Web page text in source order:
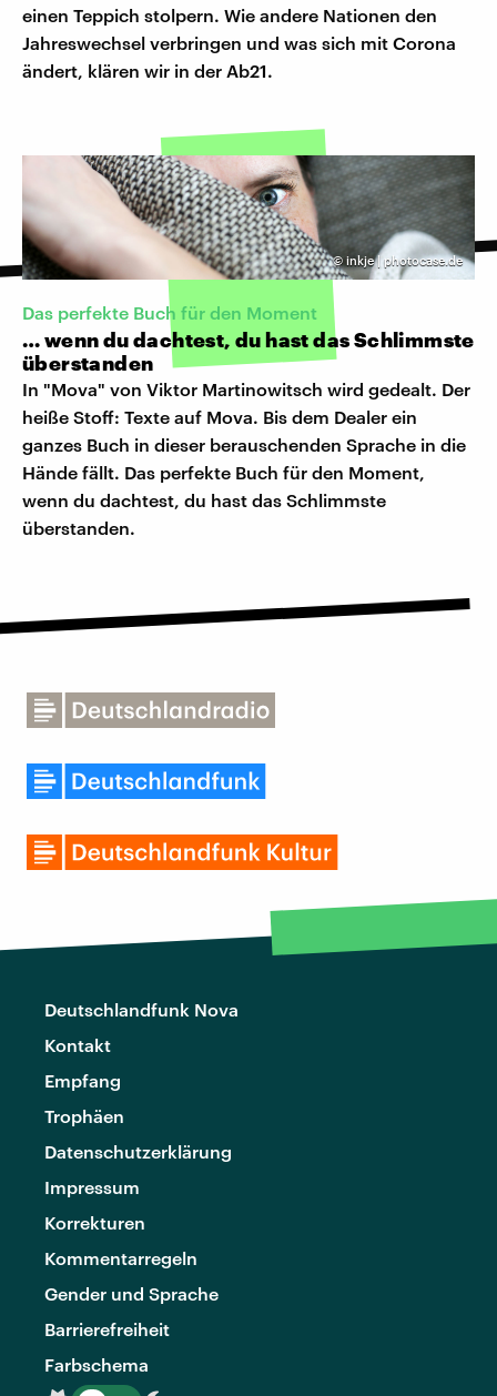
einen Teppich stolpern. Wie andere Nationen den
Jahreswechsel verbringen und was sich mit Corona
ändert, klären wir in der Ab21.
© inkje | photocase.de
Das perfekte Buch für den Moment
… wenn du dachtest, du hast das Schlimmste
überstanden
In "Mova" von Viktor Martinowitsch wird gedealt. Der
heiße Stoff: Texte auf Mova. Bis dem Dealer ein
ganzes Buch in dieser berauschenden Sprache in die
Hände fällt. Das perfekte Buch für den Moment,
wenn du dachtest, du hast das Schlimmste
überstanden.
Deutschlandfunk Nova
Kontakt
Empfang
Trophäen
Datenschutzerklärung
Impressum
Korrekturen
Kommentarregeln
Gender und Sprache
Barrierefreiheit
Farbschema